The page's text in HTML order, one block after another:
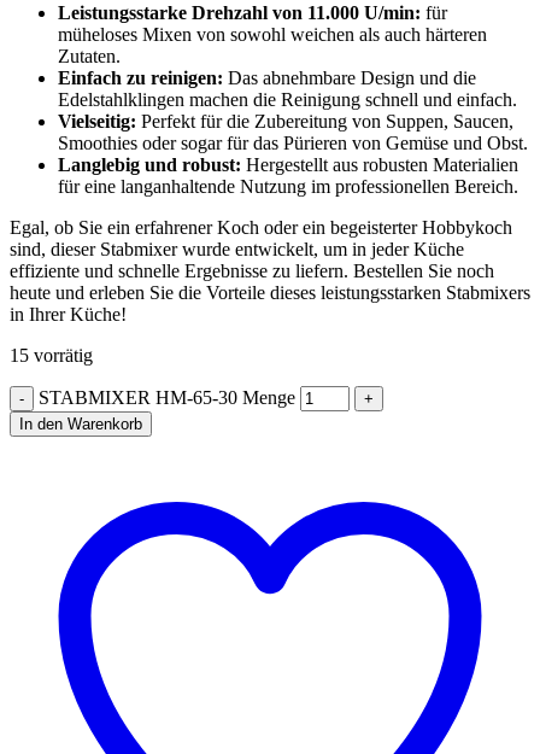
Leistungsstarke Drehzahl von 11.000 U/min: für
müheloses Mixen von sowohl weichen als auch härteren
Zutaten.
Einfach zu reinigen: Das abnehmbare Design und die
Edelstahlklingen machen die Reinigung schnell und einfach.
Vielseitig: Perfekt für die Zubereitung von Suppen, Saucen,
Smoothies oder sogar für das Pürieren von Gemüse und Obst.
Langlebig und robust: Hergestellt aus robusten Materialien
für eine langanhaltende Nutzung im professionellen Bereich.
Egal, ob Sie ein erfahrener Koch oder ein begeisterter Hobbykoch
sind, dieser Stabmixer wurde entwickelt, um in jeder Küche
effiziente und schnelle Ergebnisse zu liefern. Bestellen Sie noch
heute und erleben Sie die Vorteile dieses leistungsstarken Stabmixers
in Ihrer Küche!
15 vorrätig
STABMIXER HM-65-30 Menge
In den Warenkorb